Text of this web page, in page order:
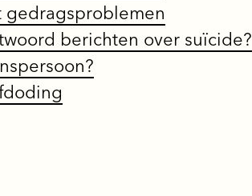
gedragsproblemen
berichten over suïcide?